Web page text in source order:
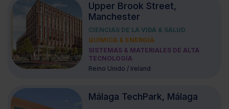
CIENCIAS DE LA VIDA & SALUD
QUÍMICA & ENERGÍA
SISTEMAS & MATERIALES DE ALTA
TECNOLOGÍA
Reino Unido / Ireland
Upper Brook Street,
Manchester
Málaga TechPark, Málaga